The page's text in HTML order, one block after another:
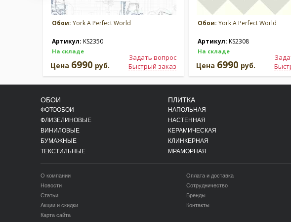
Обои: York A Perfect World
Артикул: KS2350
На складе
Задать вопрос
Быстрый заказ
Цена 6990 руб.
Обои: York A Perfect World
Артикул: KS2308
На складе
Цена 6990 руб.
ОБОИ
ФОТООБОИ
ФЛИЗЕЛИНОВЫЕ
ВИНИЛОВЫЕ
БУМАЖНЫЕ
ТЕКСТИЛЬНЫЕ
ПЛИТКА
НАПОЛЬНАЯ
НАСТЕННАЯ
КЕРАМИЧЕСКАЯ
КЛИНКЕРНАЯ
МРАМОРНАЯ
О компании
Новости
Статьи
Акции и скидки
Карта сайта
Оплата и доставка
Сотрудничество
Бренды
Контакты